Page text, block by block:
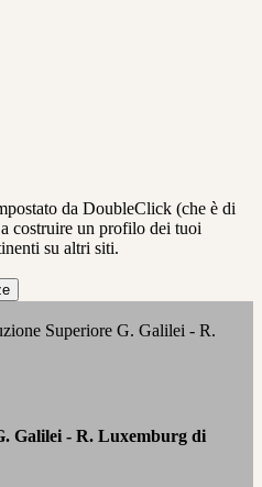
da DoubleClick (che è di
costruire un profilo dei tuoi
su altri siti.
Superiore G. Galilei - R.
Galilei - R. Luxemburg di